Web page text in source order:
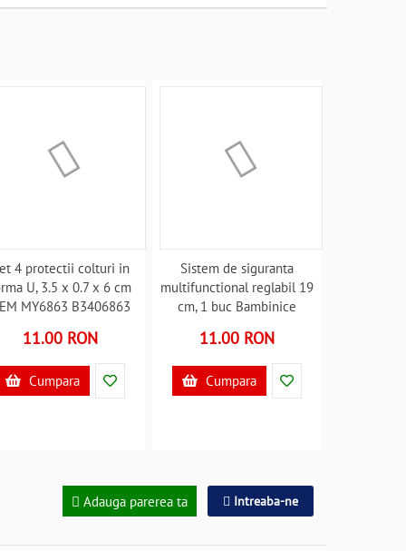
4 protectii colturi in
U, 3.5 x 0.7 x 6 cm
MY6863 B3406863
11.00 RON
Cumpara
Sistem de siguranta
multifunctional reglabil 19
cm, 1 buc Bambinice
11.00 RON
Cumpara
Adauga parerea ta Intreaba-ne